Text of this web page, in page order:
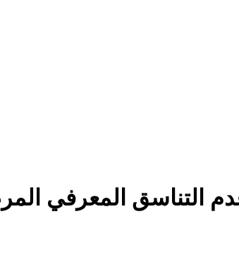
التناسق المعرفي